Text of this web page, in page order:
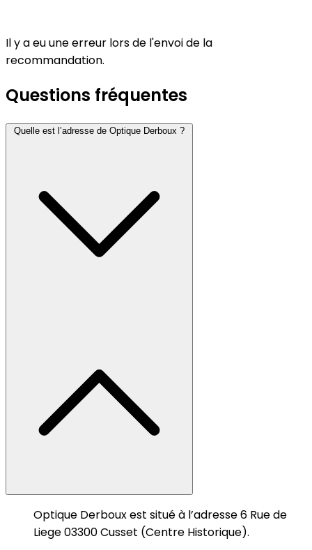
Il y a eu une erreur lors de l'envoi de la
recommandation.
Questions fréquentes
Quelle est l’adresse de Optique Derboux ?
Optique Derboux est situé à l’adresse 6 Rue de
Liege 03300 Cusset (Centre Historique).